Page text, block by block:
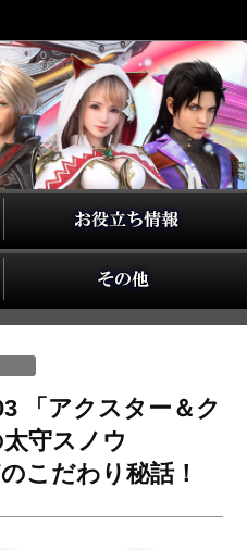
「アクスター＆ク
守スノウ
こだわり秘話！